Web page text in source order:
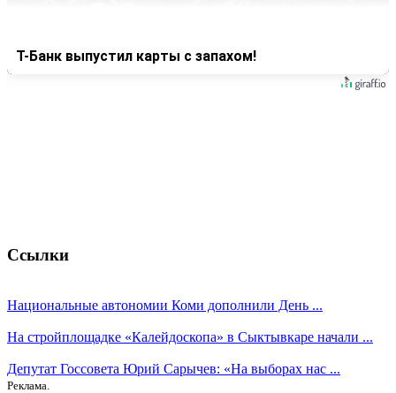
Т-Банк выпустил карты с запахом!
Ссылки
Национальные автономии Коми дополнили День ...
На стройплощадке «Калейдоскопа» в Сыктывкаре начали ...
Депутат Госсовета Юрий Сарычев: «На выборах нас ...
Реклама.